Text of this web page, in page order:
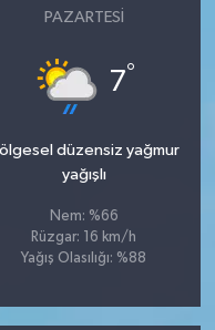
PAZARTESI
7°
düzensiz yağmur
yağışlı
Nem: %66
Rüzgar: 16 km/h
Yağış Olasılığı: %88